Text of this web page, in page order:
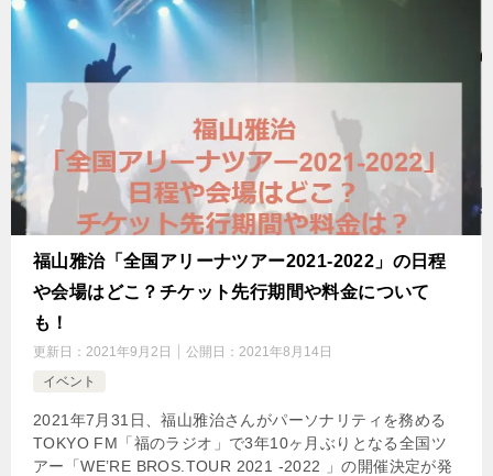
福山雅治「全国アリーナツアー2021-2022」の日程
や会場はどこ？チケット先行期間や料金について
も！
更新日： 2021年9月2日 公開日： 2021年8月14日
イベント
2021年7月31日、福山雅治さんがパーソナリティを務める
TOKYO FM「福のラジオ」で3年10ヶ月ぶりとなる全国ツ
アー「WE’RE BROS.TOUR 2021 -2022 」の開催決定が発